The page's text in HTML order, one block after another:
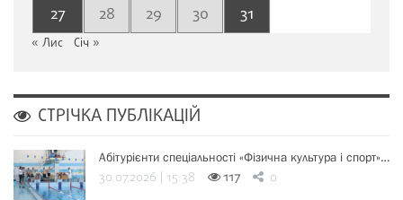
27
28 29 30 31
« Лис Січ »
СТРІЧКА ПУБЛІКАЦІЙ
Абітурієнти спеціальності «Фізична культура і спорт»…
30.07.2026 | 15:38 117 0